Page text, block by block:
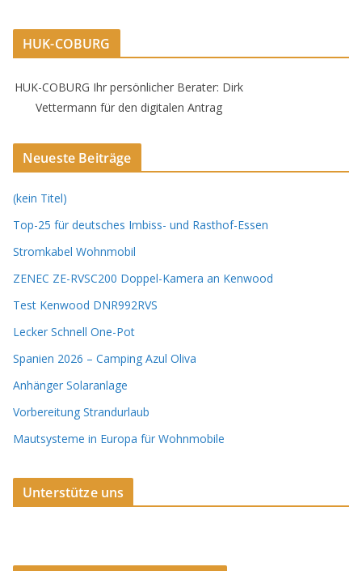
HUK-COBURG
HUK-COBURG Ihr persönlicher Berater: Dirk
Vettermann für den digitalen Antrag
Neueste Beiträge
(kein Titel)
Top-25 für deutsches Imbiss- und Rasthof-Essen
Stromkabel Wohnmobil
ZENEC ZE-RVSC200 Doppel-Kamera an Kenwood
Test Kenwood DNR992RVS
Lecker Schnell One-Pot
Spanien 2026 – Camping Azul Oliva
Anhänger Solaranlage
Vorbereitung Strandurlaub
Mautsysteme in Europa für Wohnmobile
Unterstütze uns